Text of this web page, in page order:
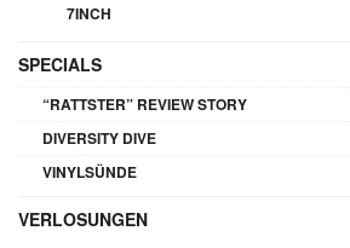
7INCH
SPECIALS
“RATTSTER” REVIEW STORY
DIVERSITY DIVE
VINYLSÜNDE
VERLOSUNGEN